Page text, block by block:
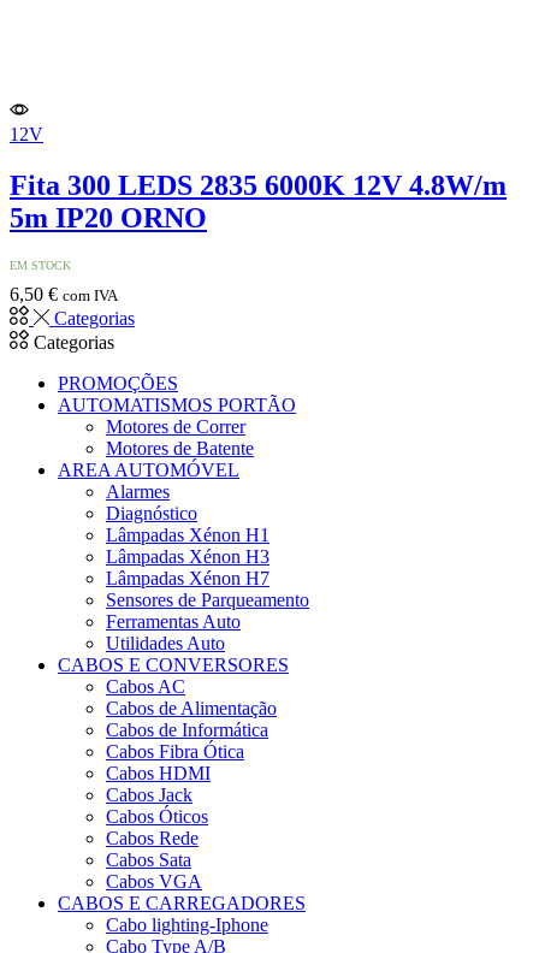
12V
Fita 300 LEDS 2835 6000K 12V 4.8W/m
5m IP20 ORNO
EM STOCK
6,50 € com IVA
Categorias
Categorias
PROMOÇÕES
AUTOMATISMOS PORTÃO
Motores de Correr
Motores de Batente
AREA AUTOMÓVEL
Alarmes
Diagnóstico
Lâmpadas Xénon H1
Lâmpadas Xénon H3
Lâmpadas Xénon H7
Sensores de Parqueamento
Ferramentas Auto
Utilidades Auto
CABOS E CONVERSORES
Cabos AC
Cabos de Alimentação
Cabos de Informática
Cabos Fibra Ótica
Cabos HDMI
Cabos Jack
Cabos Óticos
Cabos Rede
Cabos Sata
Cabos VGA
CABOS E CARREGADORES
Cabo lighting-Iphone
Cabo Type A/B